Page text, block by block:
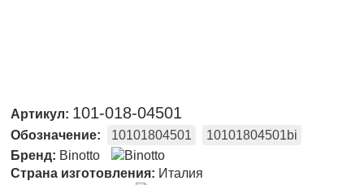
Артикул: 101-018-04501
Обозначение: 10101804501
10101804501bi
Бренд: Binotto
Страна изготовления: Италия